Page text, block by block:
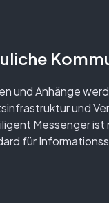
und Anhänge
und
Messenger
für